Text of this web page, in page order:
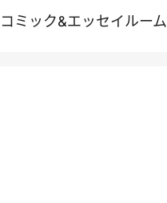
コミック&エッセイルーム